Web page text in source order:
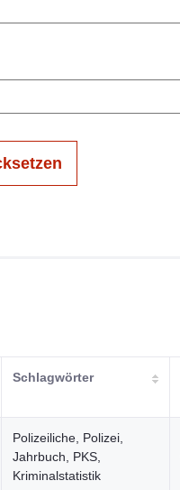
Schlagwörter
Polizeiliche, Polizei,
Jahrbuch, PKS,
Kriminalstatistik